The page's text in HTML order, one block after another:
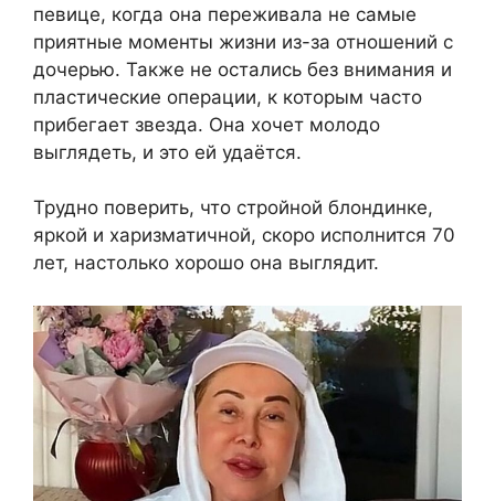
певице, когда она переживала не самые
приятные моменты жизни из-за отношений с
дочерью. Также не остались без внимания и
пластические операции, к которым часто
прибегает звезда. Она хочет молодо
выглядеть, и это ей удаётся.
Трудно поверить, что стройной блондинке,
яркой и харизматичной, скоро исполнится 70
лет, настолько хорошо она выглядит.